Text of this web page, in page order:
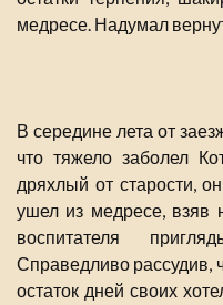
медресе. Надумал
В середине лета от
что тяжело заболел
дряхлый от старости,
ушел из медресе, взяв
воспитателя
Справедливо рассудив,
остаток дней своих